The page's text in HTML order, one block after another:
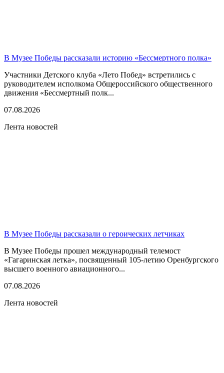
В Музее Победы рассказали историю «Бессмертного полка»
Участники Детского клуба «Лето Побед» встретились с
руководителем исполкома Общероссийского общественного
движения «Бессмертный полк...
07.08.2026
Лента новостей
В Музее Победы рассказали о героических летчиках
В Музее Победы прошел международный телемост
«Гагаринская летка», посвященный 105-летию Оренбургского
высшего военного авиационного...
07.08.2026
Лента новостей